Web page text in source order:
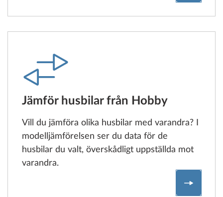
Jämför husbilar från Hobby
Vill du jämföra olika husbilar med varandra? I
modelljämförelsen ser du data för de
husbilar du valt, överskådligt uppställda mot
varandra.
Jämför